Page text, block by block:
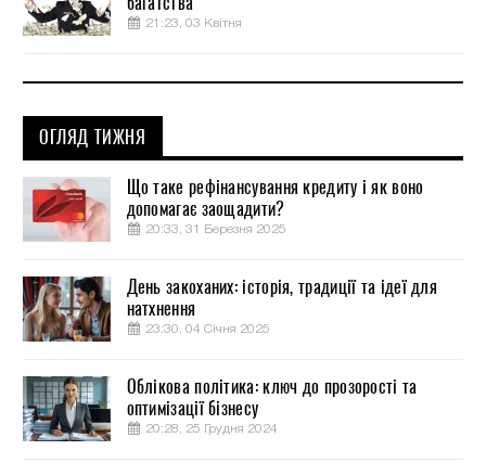
21:23, 03 Квітня
ОГЛЯД ТИЖНЯ
Що таке рефінансування кредиту і як воно
допомагає заощадити?
20:33, 31 Березня 2025
День закоханих: історія, традиції та ідеї для
натхнення
23:30, 04 Січня 2025
Облікова політика: ключ до прозорості та
оптимізації бізнесу
20:28, 25 Грудня 2024